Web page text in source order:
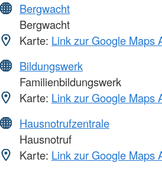
Bergwacht
Bergwacht
Karte: Link zur Google Maps
Bildungswerk
Familienbildungswerk
Karte: Link zur Google Maps
Hausnotrufzentrale
Hausnotruf
Karte: Link zur Google Maps